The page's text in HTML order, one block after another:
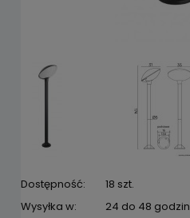
Dostępność:
18 szt.
Wysyłka w:
24 do 48 godzin